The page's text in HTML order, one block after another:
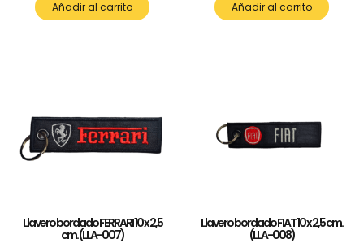
Añadir al carrito Añadir al carrito
Llavero bordado FERRARI 10 x 2,5
cm. (LLA-007)
Llavero bordado FIAT 10 x 2,5 cm.
(LLA-008)